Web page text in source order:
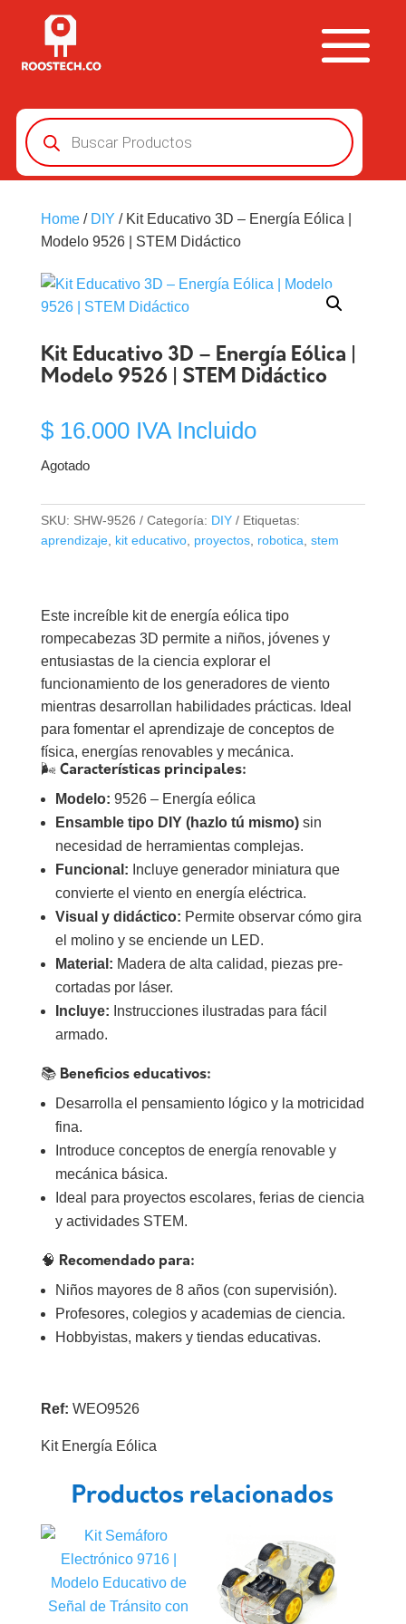
Búsqueda
de
productos
Home/ DIY / Kit Educativo 3D – Energía Eólica |
Modelo 9526 | STEM Didáctico
Kit Educativo 3D – Energía Eólica |
Modelo 9526 | STEM Didáctico
$16.000 IVA Incluido
Agotado
SKU: SHW-9526 Categoría: DIY
Etiquetas:
aprendizaje, kit educativo, proyectos, robotica stem
Este increíble kit de energía eólica tipo
rompecabezas 3D permite a niños, jóvenes y
entusiastas de la ciencia explorar el
funcionamiento de los generadores de viento
mientras desarrollan habilidades prácticas. Ideal
para fomentar el aprendizaje de conceptos de
física, energías renovables y mecánica.
🌬️ Características principales:
Modelo: 9526 – Energía eólica
Ensamble tipo DIY (hazlo tú mismo)sin
necesidad de herramientas complejas.
Funcional: Incluye generador miniatura que
convierte el viento en energía eléctrica.
Visual y didáctico: Permite observar cómo gira
el molino y se enciende un LED.
Material: Madera de alta calidad, piezas pre-
cortadas por láser.
Incluye: Instrucciones ilustradas para fácil
armado.
📚 Beneficios educativos:
Desarrolla el pensamiento lógico y la motricidad
fina.
Introduce conceptos de energía renovable y
mecánica básica.
Ideal para proyectos escolares, ferias de ciencia
y actividades STEM.
🧠 Recomendado para:
Niños mayores de 8 años (con supervisión).
Profesores, colegios y academias de ciencia.
Hobbyistas, makers y tiendas educativas.
Ref: WEO9526
Kit Energía Eólica
Productos relacionados